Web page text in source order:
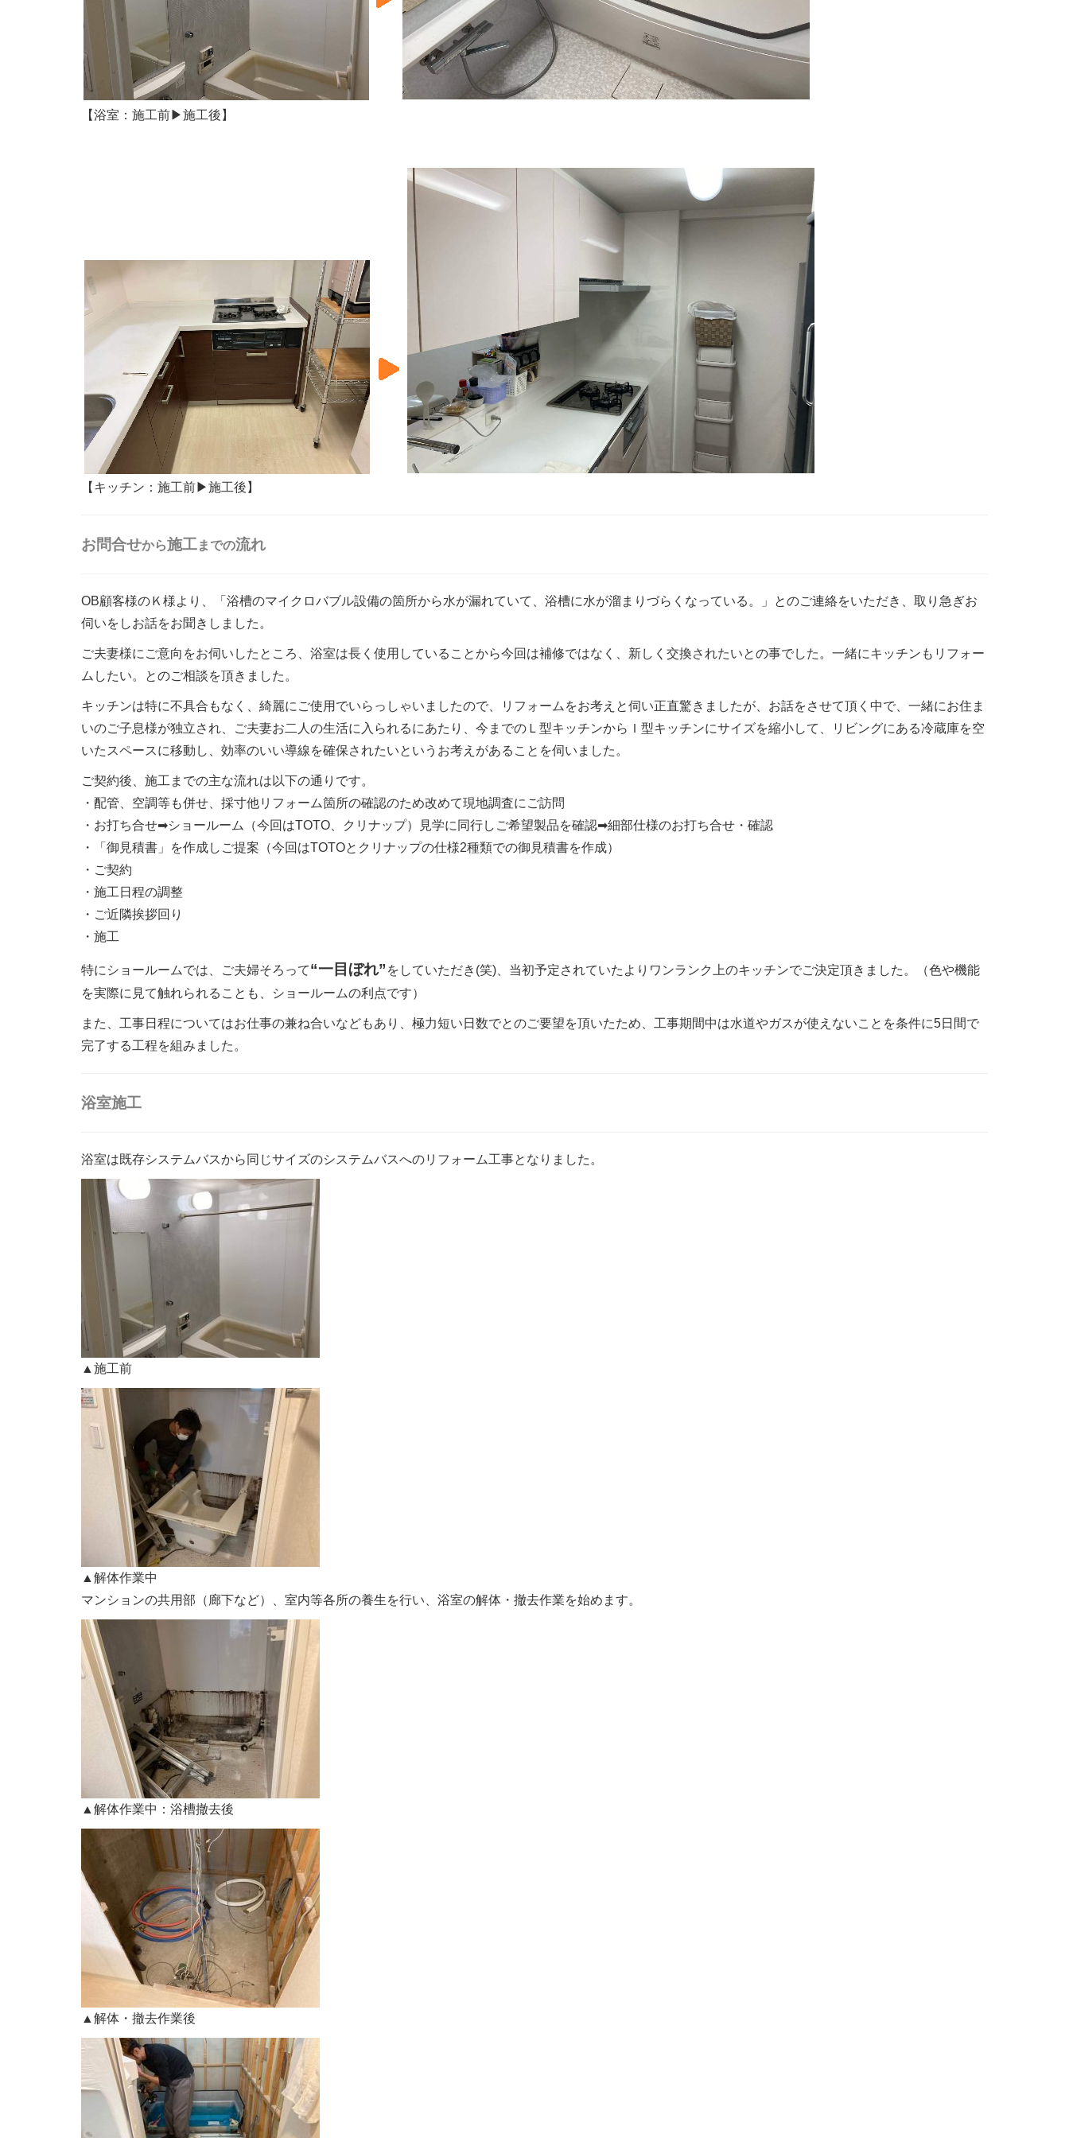
【浴室：施工前▶施工後】
【キッチン：施工前▶施工後】
お問合せから施工までの流れ
OB顧客様のＫ様より、「浴槽のマイクロバブル設備の箇所から水が漏れていて、浴槽に水が溜まりづらくなっている。」とのご連絡をいただき、取り急ぎお
伺いをしお話をお聞きしました。
ご夫妻様にご意向をお伺いしたところ、浴室は長く使用していることから今回は補修ではなく、新しく交換されたいとの事でした。一緒にキッチンもリフォー
ムしたい。とのご相談を頂きました。
キッチンは特に不具合もなく、綺麗にご使用でいらっしゃいましたので、リフォームをお考えと伺い正直驚きましたが、お話をさせて頂く中で、一緒にお住ま
いのご子息様が独立され、ご夫妻お二人の生活に入られるにあたり、今までのＬ型キッチンからＩ型キッチンにサイズを縮小して、リビングにある冷蔵庫を空
いたスペースに移動し、効率のいい導線を確保されたいというお考えがあることを伺いました。
ご契約後、施工までの主な流れは以下の通りです。
・配管、空調等も併せ、採寸他リフォーム箇所の確認のため改めて現地調査にご訪問
・お打ち合せ➡ショールーム（今回はTOTO、クリナップ）見学に同行しご希望製品を確認➡細部仕様のお打ち合せ・確認
・「御見積書」を作成しご提案（今回はTOTOとクリナップの仕様2種類での御見積書を作成）
・ご契約
・施工日程の調整
・ご近隣挨拶回り
・施工
特にショールームでは、ご夫婦そろって“一目ぼれ” をしていただき(笑)、当初予定されていたよりワンランク上のキッチンでご決定頂きました。（色や機能
を実際に見て触れられることも、ショールームの利点です）
また、工事日程についてはお仕事の兼ね合いなどもあり、極力短い日数でとのご要望を頂いたため、工事期間中は水道やガスが使えないことを条件に5日間で
完了する工程を組みました。
浴室施工
浴室は既存システムバスから同じサイズのシステムバスへのリフォーム工事となりました。
▲施工前
▲解体作業中
マンションの共用部（廊下など）、室内等各所の養生を行い、浴室の解体・撤去作業を始めます。
▲解体作業中：浴槽撤去後
▲解体・撤去作業後